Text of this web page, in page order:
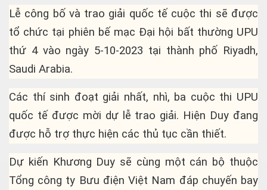
Lễ công bố và trao giải quốc tế cuộc thi sẽ được
tổ chức tại phiên bế mạc Đại hội bất thường UPU
thứ 4 vào ngày 5-10-2023 tại thành phố Riyadh,
Saudi Arabia.
Các thí sinh đoạt giải nhất, nhì, ba cuộc thi UPU
quốc tế được mời dự lễ trao giải. Hiện Duy đang
được hỗ trợ thực hiện các thủ tục cần thiết.
Dự kiến Khương Duy sẽ cùng một cán bộ thuộc
Tổng công ty Bưu điện Việt Nam đáp chuyến bay
Đạo